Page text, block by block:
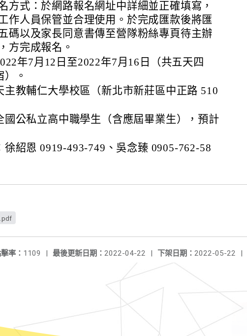
方式：於網路報名網址中詳細並正確填寫，
作人員保管並合理使用。於完成匯款後將匯
碼以及家長同意書傳至營隊粉絲專頁待主辦
方完成報名。
年7月12日至2022年7月16日（共五天四
。
主教輔仁大學校區（新北市新莊區中正路 510
國公私立高中職學生（含應屆畢業生），預計
徐紹恩 0919-493-749、吳念臻 0905-762-58
下架日期： 2022-05-22 |
最後更新日期： 2022-04-22 |
率： 1109 |